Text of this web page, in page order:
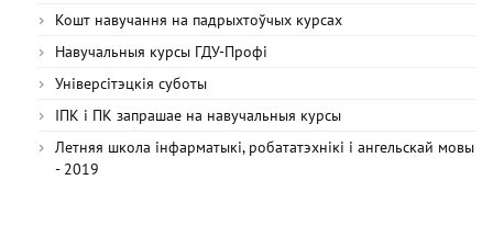
Кошт навучання на падрыхтоўчых курсах
Навучальныя курсы ГДУ-Профі
Універсітэцкія суботы
ІПК і ПК запрашае на навучальныя курсы
Летняя школа інфарматыкі, робататэхнікі і ангельскай мовы
- 2019